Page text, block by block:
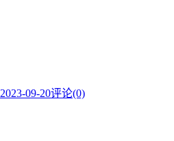
2023-09-20评论(0)